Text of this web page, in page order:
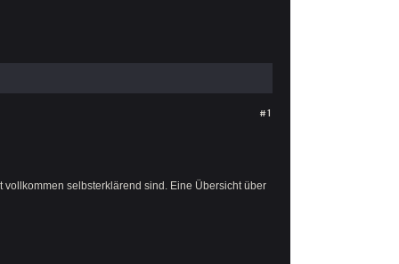
#1
selbsterklärend sind. Eine Übersicht über